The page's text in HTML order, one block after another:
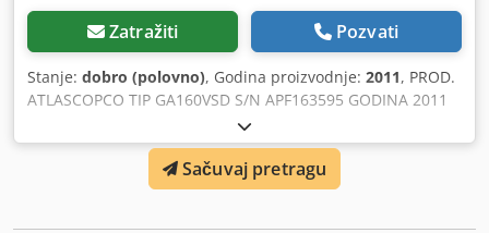
Zatražiti Pozvati
Stanje: dobro (polovno), Godina proizvodnje: 2011, PROD.
ATLASCOPCO TIP GA160VSD S/N APF163595 GODINA 2011
SNAGA (kW) 186 KAPACITET (m³/min) 4,82-18,36 Dwodpeygx
U Sjfx Ahksa PRITISAK (bar) 10 RADNI SATI (DOC/UKUPNO)
FREKVENTNI REGULATOR daSačuvaj pretragu